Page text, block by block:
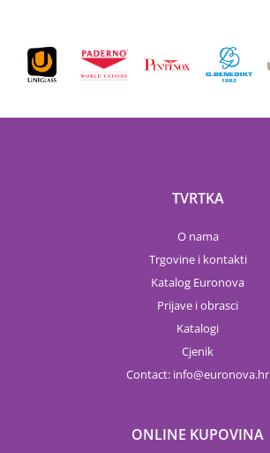
TVRTKA
O nama
Trgovine i kontakti
Katalog Euronova
Prijave i obrasci
Katalogi
Cjenik
Contact: info euronova.hr
ONLINE KUPOVINA